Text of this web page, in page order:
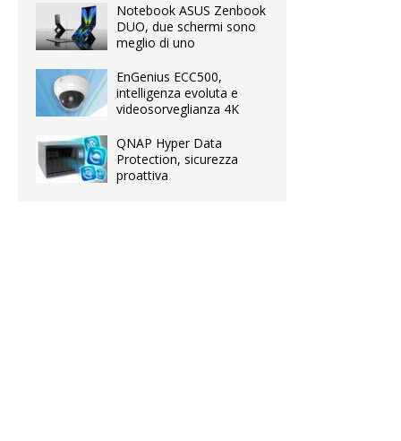
Notebook ASUS Zenbook
DUO, due schermi sono
meglio di uno
EnGenius ECC500,
intelligenza evoluta e
videosorveglianza 4K
QNAP Hyper Data
Protection, sicurezza
proattiva